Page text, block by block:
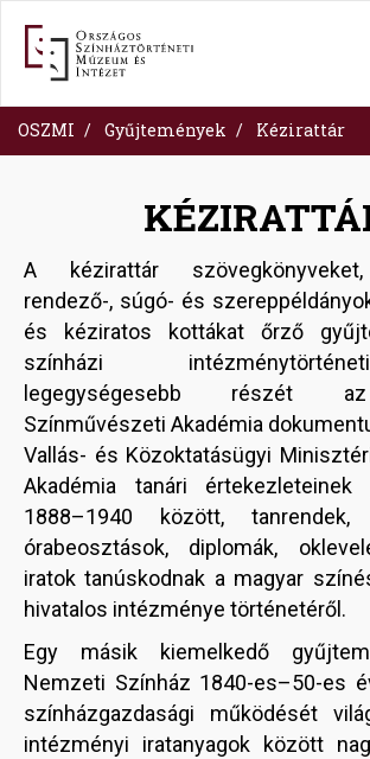
tartalomra
OSZMI Gyűjtemények Kézirattár
A kézirattár
rendező-, súgó- és
és kéziratos kottákat őrző
színházi
legegységesebb részét
Színművészeti Akadémia
Vallás- és Közoktatásügyi
Akadémia tanári értekezleteinek
1888–1940 között, tanrendek,
órabeosztások, diplomák,
iratok tanúskodnak a magyar
hivatalos intézménye történetéről.
Egy másik kiemelkedő
Nemzeti Színház 1840-es–50-es
színházgazdasági működését
intézményi iratanyagok között